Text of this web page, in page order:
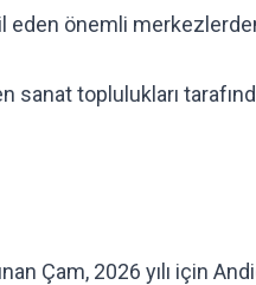
eden önemli
toplulukları
Çam, 2026 yılı için